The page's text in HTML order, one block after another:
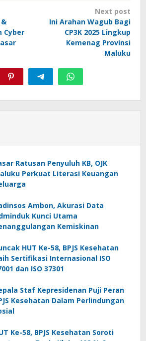
Cyber
Next post
Ini Arahan Wagub Bagi
CP3K 2025 Lingkup
Kemenag Provinsi
Maluku
Ratusan Penyuluh KB, OJK
Perkuat Literasi Keuangan
Ambon, Akurasi Data
Kunci Utama
Kemiskinan
HUT Ke-58, BPJS Kesehatan
Sertifikasi Internasional ISO
dan ISO 37301
Staf Kepresidenan Puji Peran
Kesehatan Dalam Perlindungan
Ke-58, BPJS Kesehatan Soroti